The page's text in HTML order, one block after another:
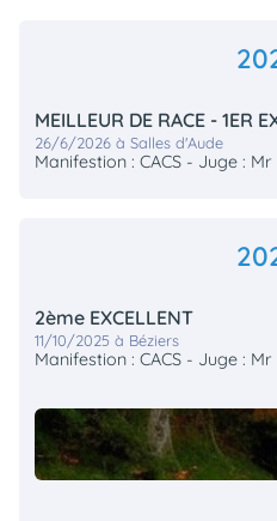
MEILLEUR DE RACE - 1ER
26/6/2026 à Salles d'Aude
Manifestion : CACS - Juge : Mr
2ème EXCELLENT
11/10/2025 à Béziers
Manifestion : CACS - Juge : Mr